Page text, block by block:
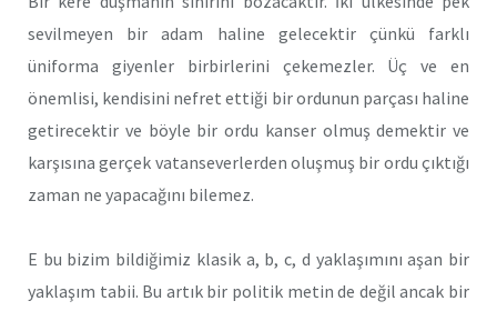
sevilmeyen bir adam haline gelecektir çünkü farklı
üniforma giyenler birbirlerini çekemezler. Üç ve en
önemlisi, kendisini nefret ettiği bir ordunun parçası haline
getirecektir ve böyle bir ordu kanser olmuş demektir ve
karşısına gerçek vatanseverlerden oluşmuş bir ordu çıktığı
zaman ne yapacağını bilemez.
E bu bizim bildiğimiz klasik a, b, c, d yaklaşımını aşan bir
yaklaşım tabii. Bu artık bir politik metin de değil ancak bir